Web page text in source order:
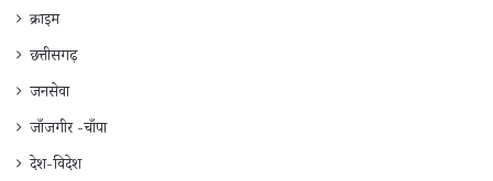
क्राइम
छत्तीसगढ़
जनसेवा
जाँजगीर -चाँपा
देश-विदेश